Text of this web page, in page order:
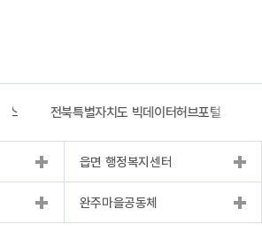
스 전북특별자치도 빅데이터허브포털
읍면 행정복지센터
완주마을공동체